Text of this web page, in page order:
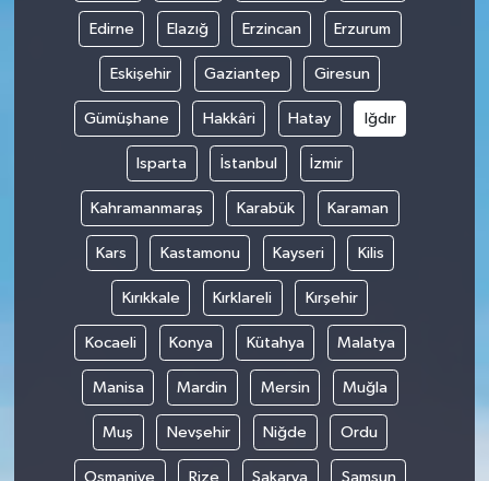
Edirne Elazığ Erzincan Erzurum
Eskişehir Gaziantep Giresun
Gümüşhane Hakkâri Hatay Iğdır
Isparta İstanbul İzmir
Kahramanmaraş Karabük Karaman
Kars Kastamonu Kayseri Kilis
Kırıkkale Kırklareli Kırşehir
Kocaeli Konya Kütahya Malatya
Manisa Mardin Mersin Muğla
Muş Nevşehir Niğde Ordu
Osmaniye Rize Sakarya Samsun